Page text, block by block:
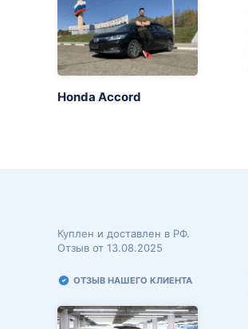
Honda Accord
Куплен и доставлен в РФ.
Отзыв от 13.08.2025
ОТЗЫВ НАШЕГО КЛИЕНТА